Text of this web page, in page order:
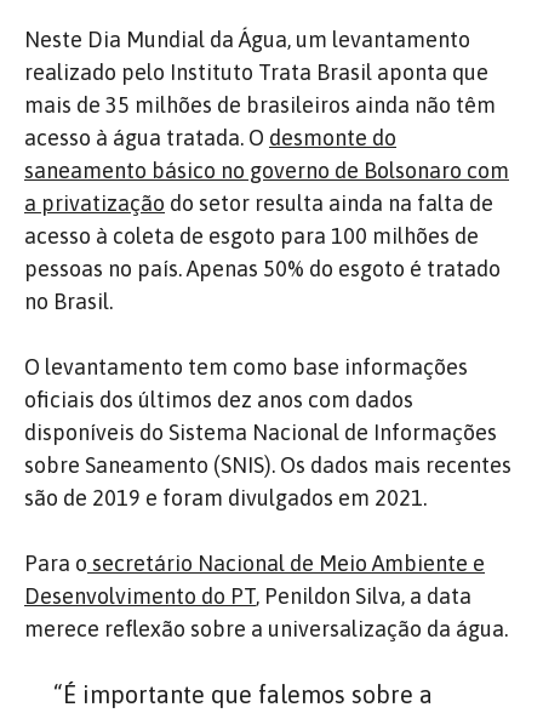
Neste Dia Mundial da Água, um levantamento
realizado pelo Instituto Trata Brasil aponta que
mais de 35 milhões de brasileiros ainda não têm
acesso à água tratada. O desmonte do
saneamento básico no governo de Bolsonaro com
a privatização do setor resulta ainda na falta de
acesso à coleta de esgoto para 100 milhões de
pessoas no país. Apenas 50% do esgoto é tratado
no Brasil.
O levantamento tem como base informações
oficiais dos últimos dez anos com dados
disponíveis do Sistema Nacional de Informações
sobre Saneamento (SNIS). Os dados mais recentes
são de 2019 e foram divulgados em 2021.
Para o secretário Nacional de Meio Ambiente e
Desenvolvimento do PT, Penildon Silva, a data
merece reflexão sobre a universalização da água.
“É importante que falemos sobre a